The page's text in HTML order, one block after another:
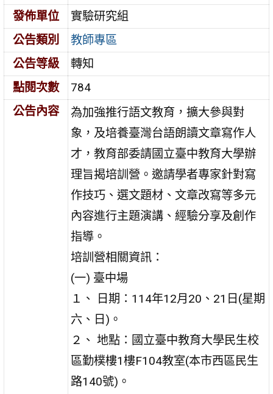
發佈單位
實驗研究組
公告類別
教師專區
公告等級
轉知
點閱次數
784
公告內容
為加強推行語文教育，擴大參與對
象，及培養臺灣台語朗讀文章寫作人
才，教育部委請國立臺中教育大學辦
理旨揭培訓營。邀請學者專家針對寫
作技巧、選文題材、文章改寫等多元
內容進行主題演講、經驗分享及創作
指導。
培訓營相關資訊：
(一) 臺中場
１、 日期：114年12月20、21日(星期
六、日)。
２、 地點：國立臺中教育大學民生校
區勤樸樓1樓F104教室(本市西區民生
路140號)。